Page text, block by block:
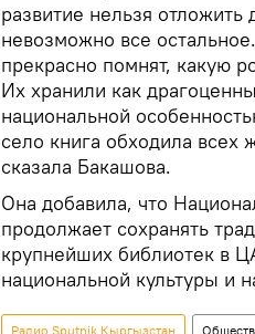
развитие нельзя
невозможно все
прекрасно помнят, какую
Их хранили как
национальной
село книга обходила
сказала Бакашова.
Она добавила, что
продолжает сохранять
крупнейших библиотек в
национальной культуры и
Радио Sputnik Кыргызстан